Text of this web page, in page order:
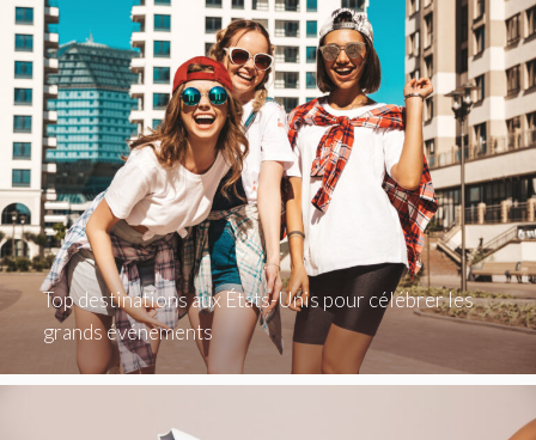
Top destinations aux États-Unis pour célébrer les
grands événements